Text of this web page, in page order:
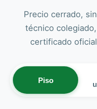
Precio cerrado,
técnico
certificado
Piso